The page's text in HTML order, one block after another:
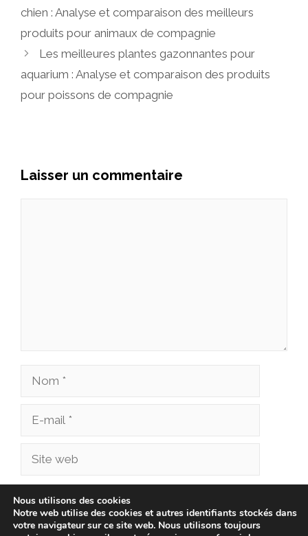
chien : Analyse et comparaison des meilleurs
produits pour animaux de compagnie
Les meilleures plantes gazonnantes pour
aquarium : Analyse et comparaison des produits
pour poissons de compagnie
Laisser un commentaire
Nom
Site
Enregistrer mon nom, mon e-mail et mon site
dans le navigateur pour mon prochain
Nous utilisons des cookies
Notre web utilise des cookies et autres identifiants stockés dans
votre navigateur sur ce site web. Nous utilisons toujours